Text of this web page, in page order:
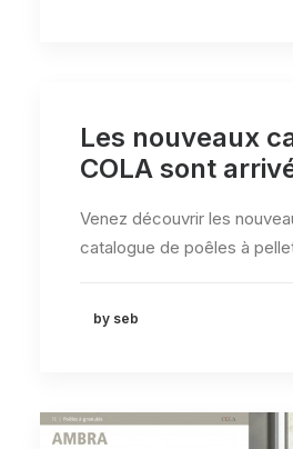
Les nouveaux
COLA sont
Venez découvrir les
catalogue de poêles à
by seb